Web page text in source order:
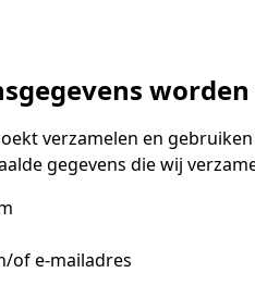
verzamelen en
gegevens die wij
of e-mailadres